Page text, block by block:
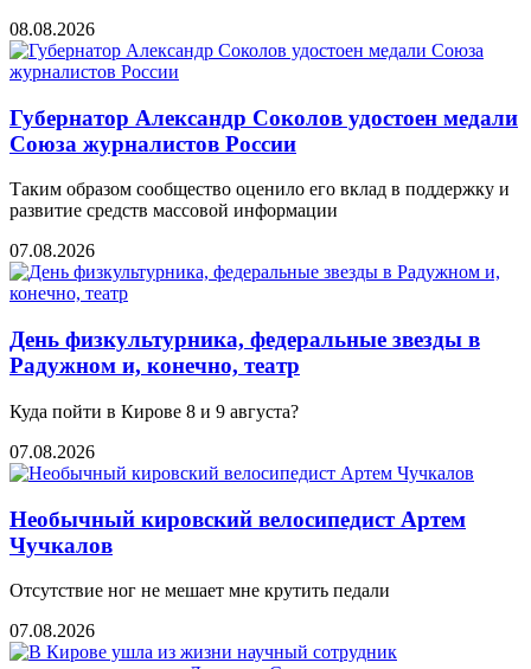
08.08.2026
Губернатор Александр Соколов удостоен медали
Союза журналистов России
Таким образом сообщество оценило его вклад в поддержку и
развитие средств массовой информации
07.08.2026
День физкультурника, федеральные звезды в
Радужном и, конечно, театр
Куда пойти в Кирове 8 и 9 августа?
07.08.2026
Необычный кировский велосипедист Артем
Чучкалов
Отсутствие ног не мешает мне крутить педали
07.08.2026